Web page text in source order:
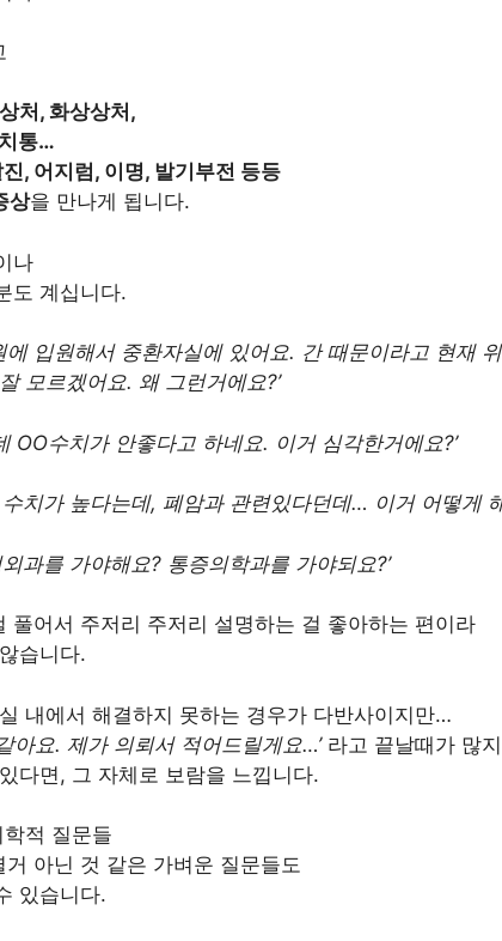
처, 화상상처,
통…
, 어지럼, 이명, 발기부전 등등
상을 만나게 됩니다.
나
도 계십니다.
에 입원해서 중환자실에 있어요. 간 때문이라고 현재
모르겠어요. 왜 그런거에요?’
OO수치가 안좋다고 하네요. 이거 심각한거에요?’
치가 높다는데, 폐암과 관련있다던데… 이거 어떻게
과를 가야해요? 통증의학과를 가야되요?’
풀어서 주저리 주저리 설명하는 걸 좋아하는 편이라
습니다.
내에서 해결하지 못하는 경우가 다반사이지만…
아요. 제가 의뢰서 적어드릴게요…’라고 끝날때가 많
다면, 그 자체로 보람을 느낍니다.
적 질문들
아닌 것 같은 가벼운 질문들도
있습니다.